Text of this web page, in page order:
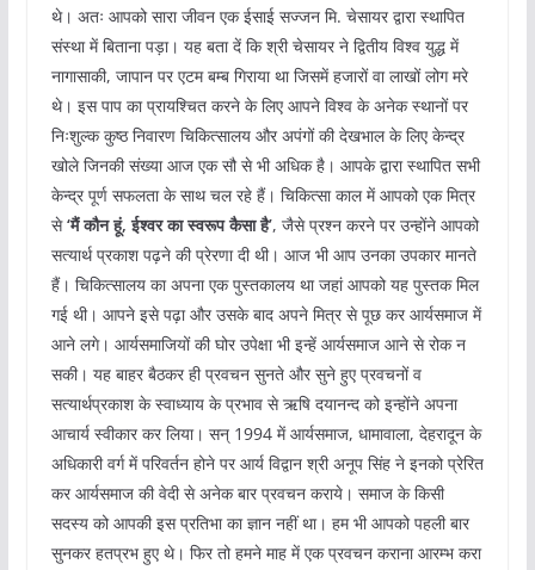
थे। अतः आपको सारा जीवन एक ईसाई सज्जन मि. चेसायर द्वारा स्थापित
संस्था में बिताना पड़ा। यह बता दें कि श्री चेसायर ने द्वितीय विश्व युद्ध में
नागासाकी, जापान पर एटम बम्ब गिराया था जिसमें हजारों वा लाखों लोग मरे
थे। इस पाप का प्रायश्चित करने के लिए आपने विश्व के अनेक स्थानों पर
निःशुल्क कुष्ठ निवारण चिकित्सालय और अपंगों की देखभाल के लिए केन्द्र
खोले जिनकी संख्या आज एक सौ से भी अधिक है। आपके द्वारा स्थापित सभी
केन्द्र पूर्ण सफलता के साथ चल रहे हैं। चिकित्सा काल में आपको एक मित्र
से‘मैं कौन हूं,ईश्वर का स्वरूप कैसा है’, जैसे प्रश्न करने पर उन्होंने आपको
सत्यार्थ प्रकाश पढ़ने की प्रेरणा दी थी। आज भी आप उनका उपकार मानते
हैं। चिकित्सालय का अपना एक पुस्तकालय था जहां आपको यह पुस्तक मिल
गई थी। आपने इसे पढ़ा और उसके बाद अपने मित्र से पूछ कर आर्यसमाज में
आने लगे। आर्यसमाजियों की घोर उपेक्षा भी इन्हें आर्यसमाज आने से रोक न
सकी। यह बाहर बैठकर ही प्रवचन सुनते और सुने हुए प्रवचनों व
सत्यार्थप्रकाश के स्वाध्याय के प्रभाव से ऋषि दयानन्द को इन्होंने अपना
आचार्य स्वीकार कर लिया। सन् 1994 में आर्यसमाज, धामावाला, देहरादून के
अधिकारी वर्ग में परिवर्तन होने पर आर्य विद्वान श्री अनूप सिंह ने इनको प्रेरित
कर आर्यसमाज की वेदी से अनेक बार प्रवचन कराये। समाज के किसी
सदस्य को आपकी इस प्रतिभा का ज्ञान नहीं था। हम भी आपको पहली बार
सुनकर हतप्रभ हुए थे। फिर तो हमने माह में एक प्रवचन कराना आरम्भ करा